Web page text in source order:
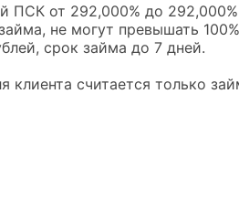
ПСК от 292,000% до
не могут превышать
срок займа до 7 дней.
считается только